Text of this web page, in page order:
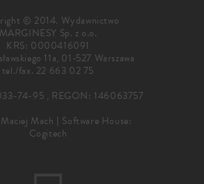
© 2014. Wydawnictwo
MARGINESY Sp. z o.o.
KRS: 0000416091
11a, 01-527 Warszawa
tel./fax. 22 663 02 75
74-95 , REGON: 146063757
Maciej Mach | Software House:
Cogitech